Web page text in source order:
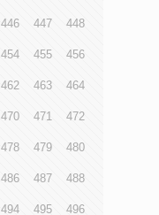
446 447 448
454 455 456
462 463 464
470 471 472
478 479 480
486 487 488
494 495 496